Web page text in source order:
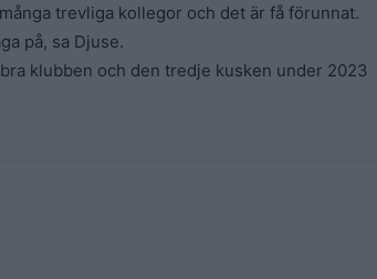
trevliga kollegor och det är få förunnat.
på, sa Djuse.
klubben och den tredje kusken under 2023